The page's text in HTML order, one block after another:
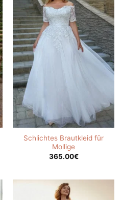
Schlichtes Brautkleid für
Mollige
365.00€